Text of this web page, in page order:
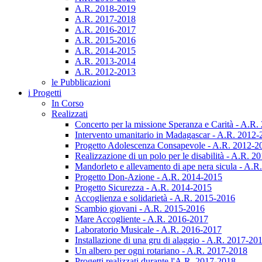
A.R. 2018-2019
A.R. 2017-2018
A.R. 2016-2017
A.R. 2015-2016
A.R. 2014-2015
A.R. 2013-2014
A.R. 2012-2013
le Pubblicazioni
i Progetti
In Corso
Realizzati
Concerto per la missione Speranza e Carità - A.R.
Intervento umanitario in Madagascar - A.R. 2012-
Progetto Adolescenza Consapevole - A.R. 2012-
Realizzazione di un polo per le disabilità - A.R.
Mandorleto e allevamento di ape nera sicula -
Progetto Don-Azione - A.R. 2014-2015
Progetto Sicurezza - A.R. 2014-2015
Accoglienza e solidarietà - A.R. 2015-2016
Scambio giovani - A.R. 2015-2016
Mare Accogliente - A.R. 2016-2017
Laboratorio Musicale - A.R. 2016-2017
Installazione di una gru di alaggio - A.R. 2017-
Un albero per ogni rotariano - A.R. 2017-2018